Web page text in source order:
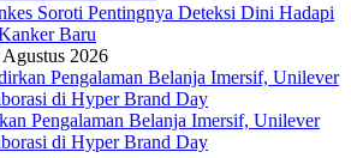
Soroti Pentingnya Deteksi Dini Hadapi
Baru
Agustus 2026
Pengalaman Belanja Imersif, Unilever
di Hyper Brand Day